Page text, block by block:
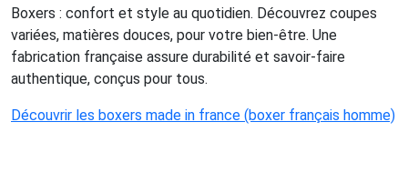
Boxers : confort et style au quotidien. Découvrez coupes
variées, matières douces, pour votre bien-être. Une
fabrication française assure durabilité et savoir-faire
authentique, conçus pour tous.
Découvrir les boxers made in france (boxer français homme)